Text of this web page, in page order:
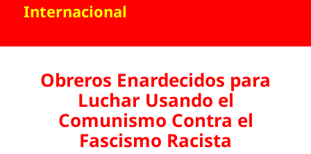
Internacional
Obreros Enardecidos para
Luchar Usando el
Comunismo Contra el
Fascismo Racista